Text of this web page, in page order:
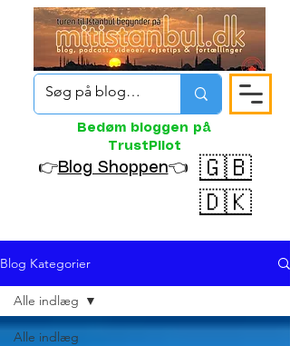
Bedøm bloggen på
TrustPilot
👉Blog Shoppen👈
🇬🇧
🇩🇰
Blog Kategorier
Alle indlæg
Alle indlæg